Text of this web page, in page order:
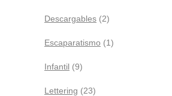
Descargables (2)
Escaparatismo (1)
Infantil (9)
Lettering (23)